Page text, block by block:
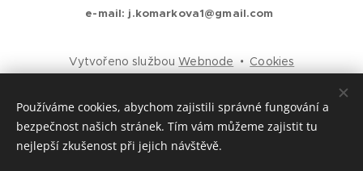
e-mail: j.komarkova1@gmail.com
Vytvořeno službouWebnode Cookies
Čeština
English
Používáme cookies, abychom zajistili správné fungování a
bezpečnost našich stránek. Tím vám můžeme zajistit tu
nejlepší zkušenost při jejich návštěvě.